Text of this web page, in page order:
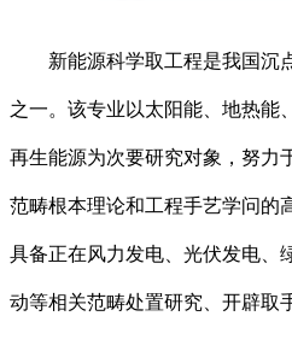
新能源科学取工程是我国沉
之一。该专业以太阳能、地热能
再生能源为次要研究对象，努力
范畴根本理论和工程手艺学问的
具备正在风力发电、光伏发电、
动等相关范畴处置研究、开辟取